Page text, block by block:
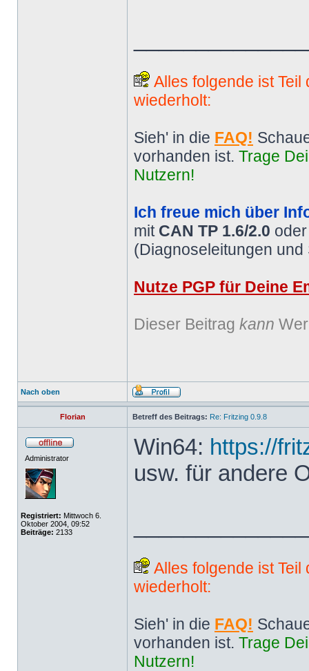
Alles folgende ist
wiederholt:
Sieh' in die FAQ!
vorhanden ist. Trage
Nutzern!
Ich freue mich über
mit CAN TP 1.6/2.0
(Diagnoseleitungen
Nutze PGP für Deine
Dieser Beitrag kann
Nach oben
Florian Betreff des Beitrags: Re: Fritzing 0.9.8
Administrator
Registriert: Mittwoch 6.
Oktober 2004, 09:52
Beiträge: 2133
Win64: https://
usw. für andere
Alles folgende ist
wiederholt:
Sieh' in die FAQ!
vorhanden ist. Trage
Nutzern!